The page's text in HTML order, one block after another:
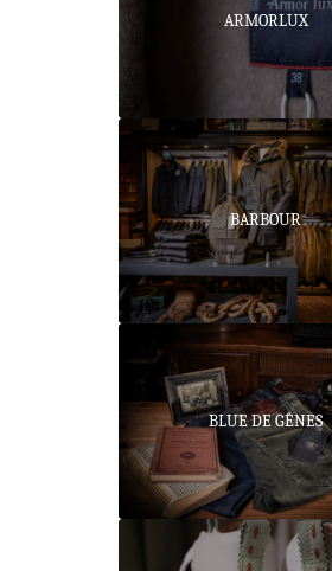
ARMORLUX
BARBOUR
BLUE DE GÊNES